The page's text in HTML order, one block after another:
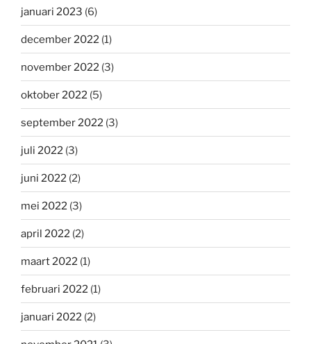
januari 2023 (6)
december 2022 (1)
november 2022 (3)
oktober 2022 (5)
september 2022 (3)
juli 2022 (3)
juni 2022 (2)
mei 2022 (3)
april 2022 (2)
maart 2022 (1)
februari 2022 (1)
januari 2022 (2)